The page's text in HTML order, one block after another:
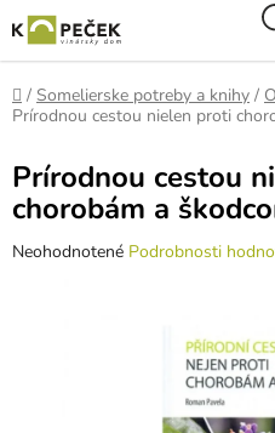
na
obsah
Domov
/ Somelierske potreby a knihy /
Prírodnou cestou nielen proti
Prírodnou cestou
chorobám a
Priemerné
Neohodnotené Podrobnosti